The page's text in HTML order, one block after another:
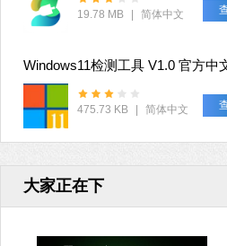
19.78 MB 简体中文
Windows11检测工具 V1.0 官方中
475.73 KB 简体中文
大家正在下